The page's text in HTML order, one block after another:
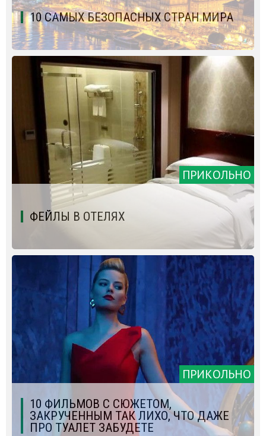
10 САМЫХ БЕЗОПАСНЫХ СТРАН МИРА
ПРИКОЛЬНО
ФЕЙЛЫ В ОТЕЛЯХ
ПРИКОЛЬНО
10 ФИЛЬМОВ С СЮЖЕТОМ,
ЗАКРУЧЕННЫМ ТАК ЛИХО, ЧТО ДАЖЕ
ПРО ТУАЛЕТ ЗАБУДЕТЕ